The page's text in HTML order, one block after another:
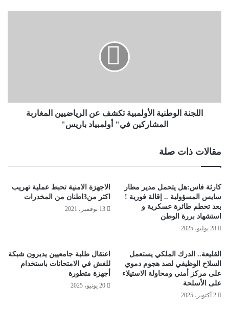
اللجنة الوطنية الأولمبية تكشف عن الرياضيين المغاربة
المشاركين في" أولمبياد باريس"
مقالات ذات صلة
كارثة فاس:هل يتحمل مدير مطار
سايس المسؤولية .. إقالة فورية !
بعد تحطم طائرة عسكرية و
استشهاد بررة الوطن
28 يوليو، 2025
الاجهزة الامنية تحبط عملية تهريب
اكثر من3اطنان من المخدرات
13 نوفمبر، 2021
القليعة.. الدرك الملكي يستعمل
السلاح الوظيفي لصد هجوم دموي
على مركز أمني ومحاولة الاستيلاء
على الأسلحة
2 أكتوبر، 2025
اعتقال طلبة جامعيين يديرون شبكة
للغش في الامتحانات باستخدام
أجهزة متطورة
20 يونيو، 2025